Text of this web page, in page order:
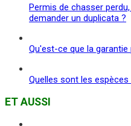
Permis de chasser
demander un duplicata ?
Qu'est-ce que la
Quelles sont les
ET AUSSI